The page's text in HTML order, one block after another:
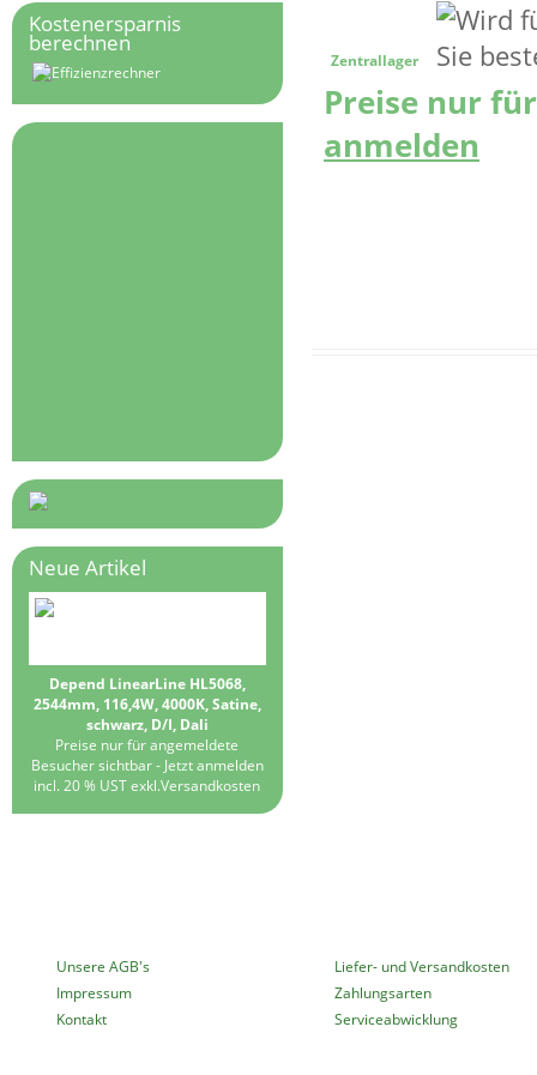
Zentrallager
Preise nur
anmelden
Kostenersparnis
berechnen
Neue Artikel
Depend LinearLine HL5068,
2544mm, 116,4W, 4000K, Satine,
schwarz, D/I, Dali
Preise nur für angemeldete
Besucher sichtbar - Jetzt anmelden
incl. 20 % UST exkl.Versandkosten
Unsere AGB's
Impressum
Kontakt
Liefer- und Versandkosten
Zahlungsarten
Serviceabwicklung